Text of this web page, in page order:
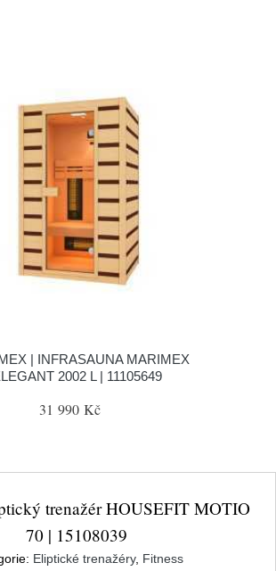
| INFRASAUNA MARIMEX
2002 L | 11105649
31 990 Kč
trenažér HOUSEFIT MOTIO
70 | 15108039
Eliptické trenažéry, Fitness